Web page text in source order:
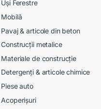
Uși Ferestre
Mobilă
Pavaj & articole din beton
Construcții metalice
Materiale de construcție
Detergenți & articole chimice
Piese auto
Acoperișuri